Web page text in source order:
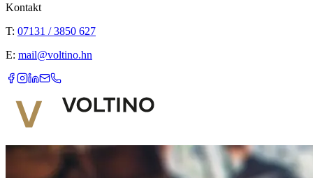
Kontakt
T: 07131 / 3850 627
E: mail@voltino.hn